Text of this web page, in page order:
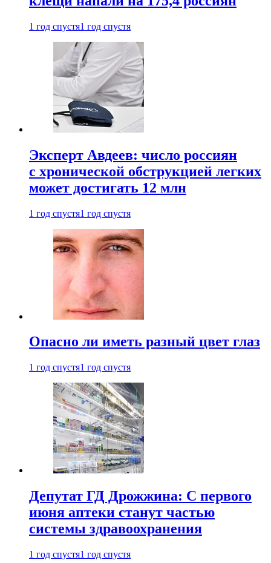
1 год спустя1 год спустя
Эксперт Авдеев: число россиян
с хронической обструкцией легких
может достигать 12 млн
1 год спустя1 год спустя
Опасно ли иметь разный цвет глаз
1 год спустя1 год спустя
Депутат ГД Дрожжина: С первого
июня аптеки станут частью
системы здравоохранения
1 год спустя1 год спустя